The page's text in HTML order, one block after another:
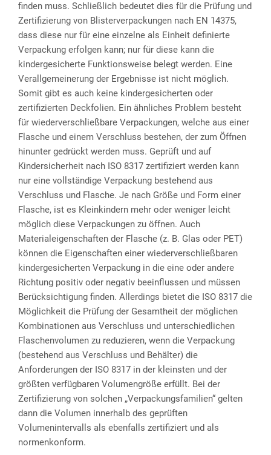
finden muss. Schließlich bedeutet dies für die Prüfung und
Zertifizierung von Blisterverpackungen nach EN 14375,
dass diese nur für eine einzelne als Einheit definierte
Verpackung erfolgen kann; nur für diese kann die
kindergesicherte Funktionsweise belegt werden. Eine
Verallgemeinerung der Ergebnisse ist nicht möglich.
Somit gibt es auch keine kindergesicherten oder
zertifizierten Deckfolien. Ein ähnliches Problem besteht
für wiederverschließbare Verpackungen, welche aus einer
Flasche und einem Verschluss bestehen, der zum Öffnen
hinunter gedrückt werden muss. Geprüft und auf
Kindersicherheit nach ISO 8317 zertifiziert werden kann
nur eine vollständige Verpackung bestehend aus
Verschluss und Flasche. Je nach Größe und Form einer
Flasche, ist es Kleinkindern mehr oder weniger leicht
möglich diese Verpackungen zu öffnen. Auch
Materialeigenschaften der Flasche (z. B. Glas oder PET)
können die Eigenschaften einer wiederverschließbaren
kindergesicherten Verpackung in die eine oder andere
Richtung positiv oder negativ beeinflussen und müssen
Berücksichtigung finden. Allerdings bietet die ISO 8317 die
Möglichkeit die Prüfung der Gesamtheit der möglichen
Kombinationen aus Verschluss und unterschiedlichen
Flaschenvolumen zu reduzieren, wenn die Verpackung
(bestehend aus Verschluss und Behälter) die
Anforderungen der ISO 8317 in der kleinsten und der
größten verfügbaren Volumengröße erfüllt. Bei der
Zertifizierung von solchen „Verpackungsfamilien“ gelten
dann die Volumen innerhalb des geprüften
Volumenintervalls als ebenfalls zertifiziert und als
normenkonform.